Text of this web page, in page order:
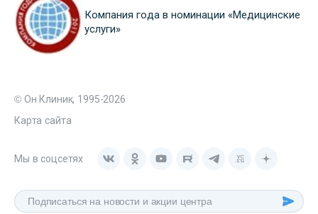
Компания года в номинации «Медицинские
услуги»
© Он Клиник, 1995-2026
Карта сайта
Мы в соцсетях